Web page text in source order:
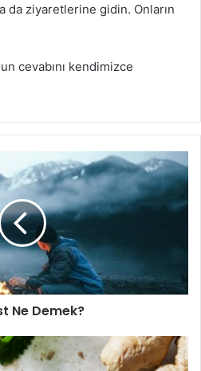
da ziyaretlerine gidin. Onların
cevabını kendimizce
Ne Demek?